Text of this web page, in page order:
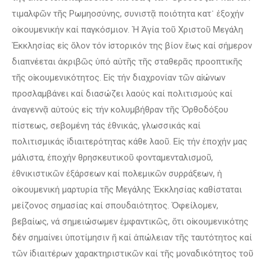
τιμαλφῶν τῆς Ρωμηοσύνης, συνιστᾷ ποιότητα κατ᾽ ἐξοχήν
οἰκουμενικήν καί παγκόσμιον. Ἡ Ἁγία τοῦ Χριστοῦ Μεγάλη
Ἐκκλησίας εἰς ὅλον τόν ἱστορικόν της βίον ἕως καί σήμερον
διαπνέεται ἀκριβῶς ὑπό αὐτῆς τῆς σταθερᾶς προοπτικῆς
τῆς οἰκουμενικότητος. Εἰς τήν διαχρονίαν τῶν αἰώνων
προσλαμβάνει καί διασώζει λαούς καί πολιτισμούς καί
ἀναγεννᾷ αὐτούς εἰς τήν κολυμβήθραν τῆς Ὀρθοδόξου
πίστεως, σεβομένη τάς ἐθνικάς, γλωσσικάς καί
πολιτισμικάς ἰδιαιτερότητας κάθε λαοῦ. Εἰς τήν ἐποχήν μας
μάλιστα, ἐποχήν θρησκευτικοῦ φονταμενταλισμοῦ,
ἐθνικιστικῶν ἐξάρσεων καί πολεμικῶν συρράξεων, ἡ
οἱκουμενική μαρτυρία τῆς Μεγάλης Ἐκκλησίας καθίσταται
μείζονος σημασίας καί σπουδαιότητος. Ὀφείλομεν,
βεβαίως, νά σημειώσωμεν ἐμφαντικῶς, ὅτι οἰκουμενικότης
δέν σημαίνει ὑποτίμησιν ἤ καί ἀπώλειαν τῆς ταυτότητος καί
τῶν ἰδιαιτέρων χαρακτηριστικῶν καί τῆς μοναδικότητος τοῦ